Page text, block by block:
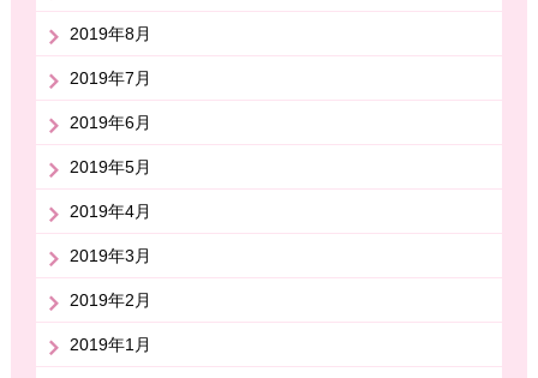
2019年8月
2019年7月
2019年6月
2019年5月
2019年4月
2019年3月
2019年2月
2019年1月